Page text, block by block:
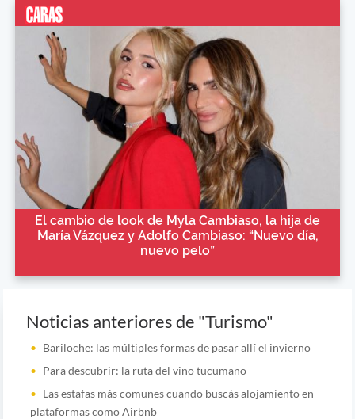
El cambio de look de Myla Cambiaso, la hija de
María Vázquez y Adolfo Cambiaso: “Nuevo día,
nuevo pelo”
Noticias anteriores de "Turismo"
Bariloche: las múltiples formas de pasar allí el invierno
Para descubrir: la ruta del vino tucumano
Las estafas más comunes cuando buscás alojamiento en
plataformas como Airbnb